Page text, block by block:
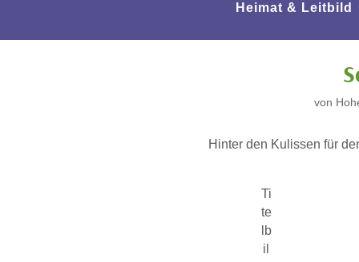
Heimat & Leitbild
von
Hinter den Kulissen für
Ti
te
lb
il